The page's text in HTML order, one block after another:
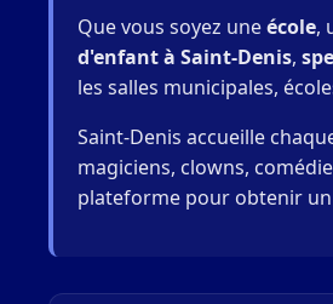
Que vous soyez uneécole,
d'enfant à Saint-Denis,
les salles municipales,
Saint-Denis accueille
magiciens, clowns,
plateforme pour obtenir